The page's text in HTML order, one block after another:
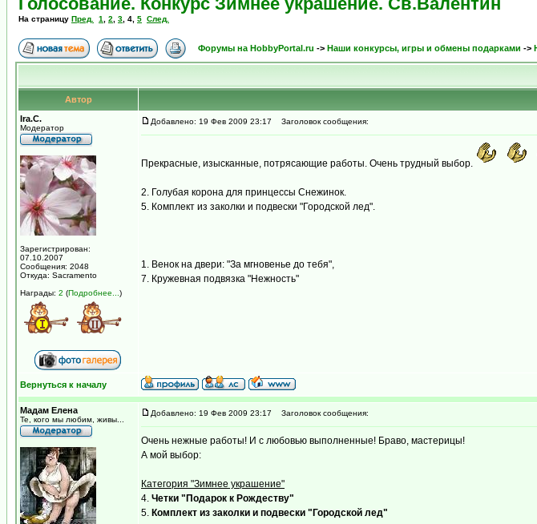
На страницу Пред. 1 2 3 4 5 След.
Форумы на HobbyPortal.ru -> Наши конкурсы, игры и обмены подарками ->
Автор
Ira.C.
Модератор
Зарегистрирован:
07.10.2007
Сообщения: 2048
Откуда: Sacramento
Награды: 2 (Подробнее... )
Добавлено: 19 Фев 2009 23:17 Заголовок сообщения:
Прекрасные, изысканные, потрясающие работы. Очень трудный выбор.
2. Голубая корона для принцессы Снежинок.
5. Комплект из заколки и подвески "Городской лед".
1. Венок на двери: "За мгновенье до тебя",
7. Кружевная подвязка "Нежность"
Вернуться к началу
Мадам Елена
Те, кого мы любим, живы...
Добавлено: 19 Фев 2009 23:17 Заголовок сообщения:
Очень нежные работы! И с любовью выполненные! Браво, мастерицы!
А мой выбор:
Категория "Зимнее украшение"
4. Четки "Подарок к Рождеству"
5. Комплект из заколки и подвески "Городской лед"